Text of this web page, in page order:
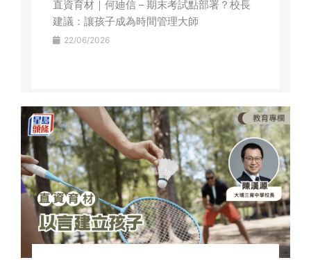
直資育材｜何廸信 – 期末考試點部署？校長
建議：讓孩子成為時間管理大師
22/06/2026